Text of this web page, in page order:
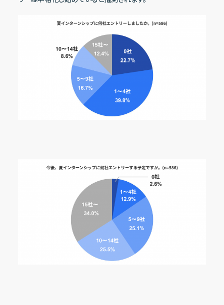
免責事項
IRに関するお問い合わせ